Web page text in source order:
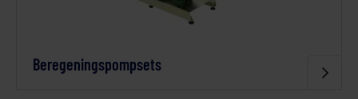
Beregeningspompsets